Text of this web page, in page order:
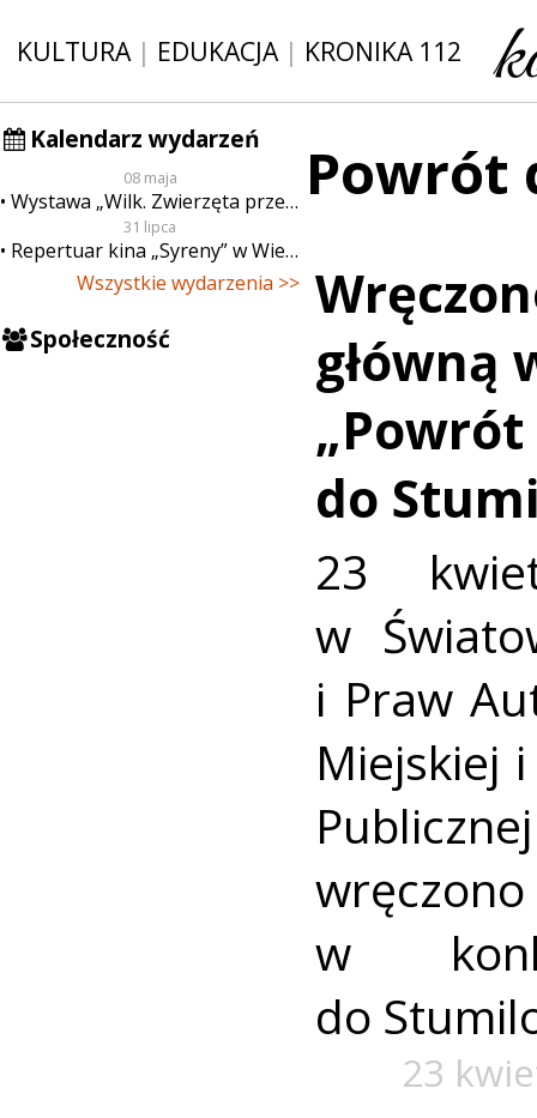
KULTURA| EDUKACJA| KRONIKA 112
Kalendarz wydarzeń
08 maja
Wystawa „Wilk. Zwierzęta przeklęte”
31 lipca
Repertuar kina „Syreny” w Wieluniu w dn. od 31 lipca do 6 sierpnia
Wszystkie wydarzenia >>
Społeczność
Powrót
główną
„Powrót
do
23
w
i Praw
Miejskiej
w
do
23